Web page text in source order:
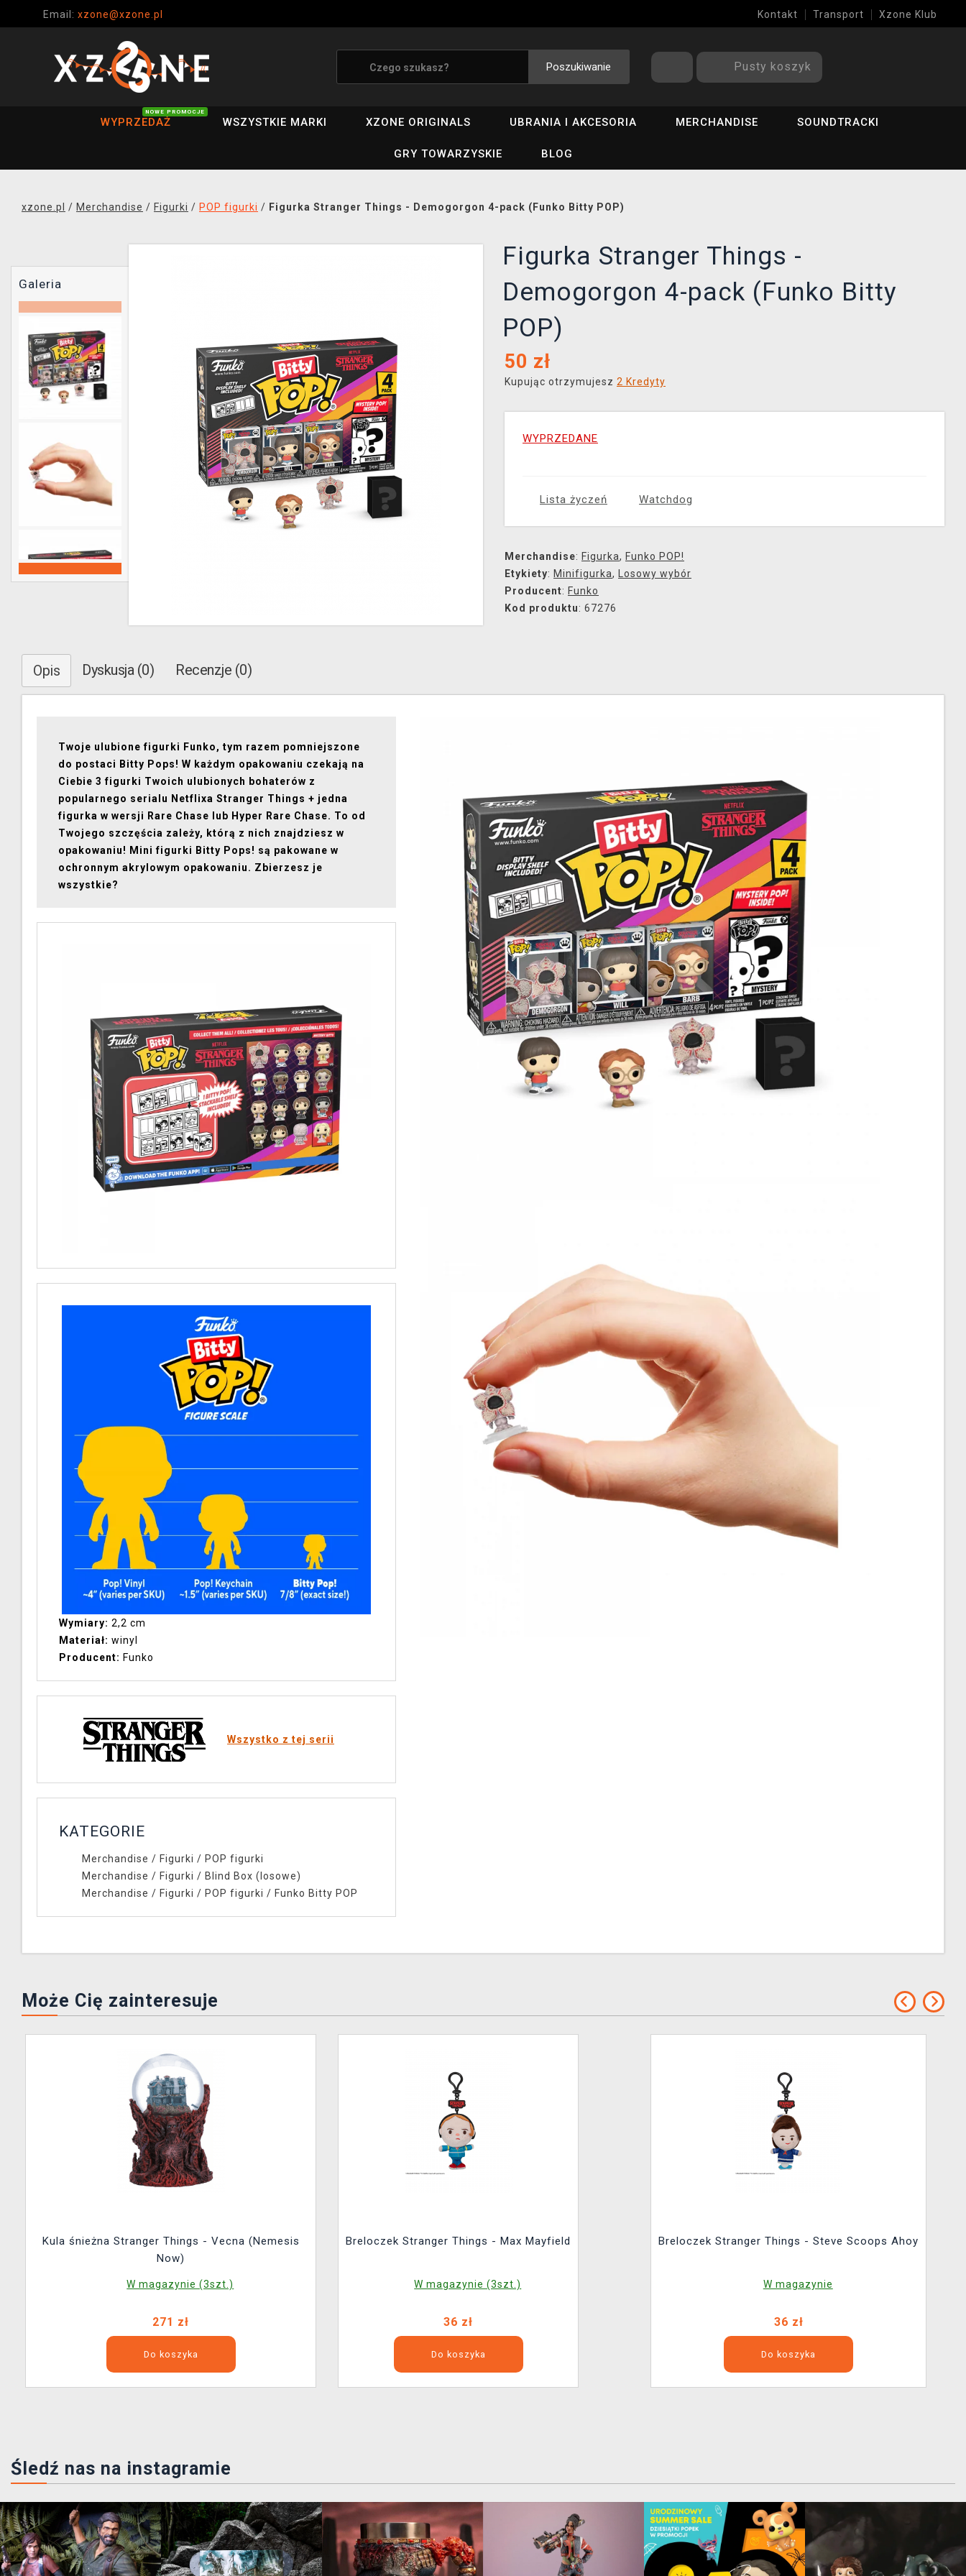
Email: xzone@xzone.pl Kontakt Transport Xzone Klub
Poszukiwanie Pusty koszyk
WYPRZEDAŻ
NOWE PROMOCJE
WSZYSTKIE MARKI XZONE ORIGINALS UBRANIA I AKCESORIA MERCHANDISE SOUNDTRACKI
GRY TOWARZYSKIE BLOG
xzone.pl / Merchandise / Figurki / POP figurki / Figurka Stranger Things - Demogorgon 4-pack (Funko Bitty POP)
Galeria
Figurka Stranger Things -
Demogorgon 4-pack (Funko Bitty
POP)
50 zł
Kupując otrzymujesz 2 Kredyty
WYPRZEDANE
Lista życzeń Watchdog
Merchandise: Figurka, Funko POP!
Etykiety: Minifigurka,
Losowy wybór
Producent: Funko
Kod produktu: 67276
Opis Dyskusja (0) Recenzje (0)
Twoje ulubione figurki Funko, tym razem pomniejszone
do postaci Bitty Pops! W każdym opakowaniu czekają na
Ciebie 3 figurki Twoich ulubionych bohaterów z
popularnego serialu Netflixa Stranger Things + jedna
figurka w wersji Rare Chase lub Hyper Rare Chase. To od
Twojego szczęścia zależy, którą z nich znajdziesz w
opakowaniu! Mini figurki Bitty Pops! są pakowane w
ochronnym akrylowym opakowaniu. Zbierzesz je
wszystkie?
Wymiary: 2,2 cm
Materiał: winyl
Producent: Funko
Wszystko z tej serii
KATEGORIE
Merchandise / Figurki / POP figurki
Merchandise / Figurki / Blind Box (losowe)
Merchandise / Figurki / POP figurki / Funko Bitty POP
Może Cię zainteresuje
Kula śnieżna Stranger Things - Vecna (Nemesis
Now)
W magazynie (3szt.)
271 zł
Do koszyka
Breloczek Stranger Things - Max Mayfield
W magazynie (3szt.)
36 zł
Do koszyka
Breloczek Stranger Things - Steve Scoops Ahoy
W magazynie
36 zł
Do koszyka
Śledź nas na instagramie